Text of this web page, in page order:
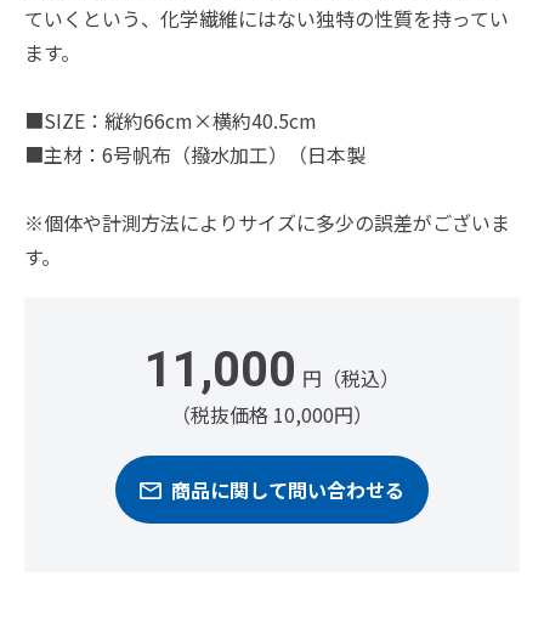
ていくという、化学繊維にはない独特の性質を持ってい
ます。
■SIZE：縦約66cm×横約40.5cm
■主材：6号帆布（撥水加工）（日本製
※個体や計測方法によりサイズに多少の誤差がございま
す。
11,000 円（税込）
（税抜価格 10,000円）
商品に関して問い合わせる